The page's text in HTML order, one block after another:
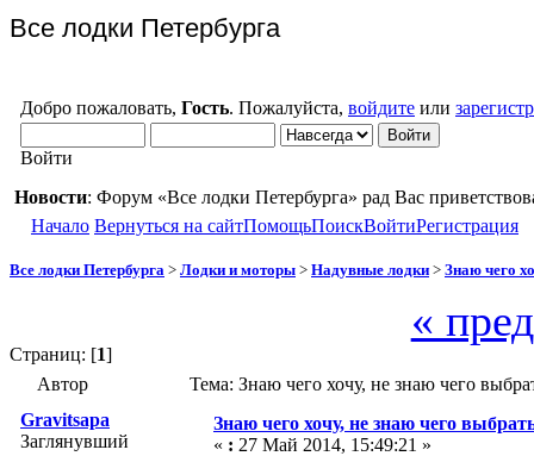
Все лодки Петербурга
Добро пожаловать, Гость. Пожалуйста, войдите или
Войти
Новости: Форум «Все лодки Петербурга» рад Вас
Начало Вернуться на сайтПомощьПоискВойтиРегистрация
Все лодки Петербурга > Лодки и моторы > Надувные лодки > Знаю чего
Страниц: [1]
«
Автор
Тема: Знаю чего хочу, не знаю чего
Gravitsapa
Заглянувший
Знаю чего хочу, не знаю чего
« : 27 Май 2014, 15:49:21 »